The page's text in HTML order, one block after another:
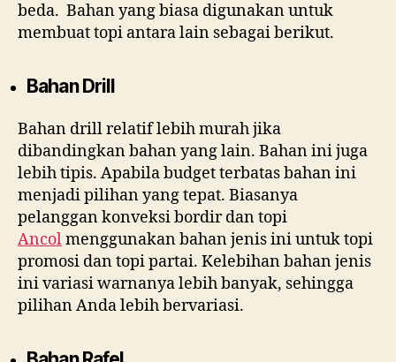
beda. Bahan yang biasa digunakan untuk
membuat topi antara lain sebagai berikut.
Bahan Drill
Bahan drill relatif lebih murah jika
dibandingkan bahan yang lain. Bahan ini juga
lebih tipis. Apabila budget terbatas bahan ini
menjadi pilihan yang tepat. Biasanya
pelanggan konveksi bordir dan topi
Ancolmenggunakan bahan jenis ini untuk topi
promosi dan topi partai. Kelebihan bahan jenis
ini variasi warnanya lebih banyak, sehingga
pilihan Anda lebih bervariasi.